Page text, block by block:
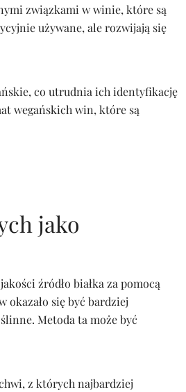
związkami w winie, które są
używane, ale rozwijają się
co utrudnia ich identyfikację
wegańskich win, które są
jako
źródło białka za pomocą
okazało się być bardziej
Metoda ta może być
z których najbardziej